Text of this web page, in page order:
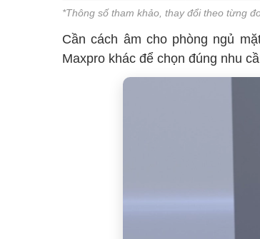
*Thông số tham khảo, thay đổi theo từng
Cần cách âm cho phòng ngủ
Maxpro khác để chọn đúng nhu